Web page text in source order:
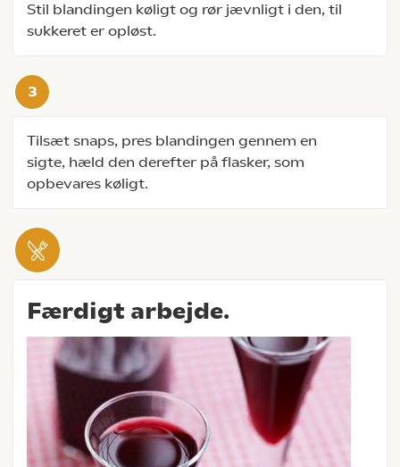
Stil blandingen køligt og rør jævnligt i den, til
sukkeret er opløst.
Tilsæt snaps, pres blandingen gennem en
sigte, hæld den derefter på flasker, som
opbevares køligt.
Færdigt arbejde.